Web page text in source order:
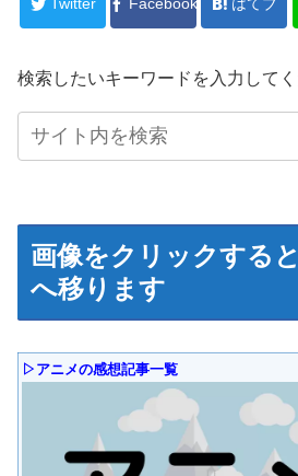
Twitter Facebook はてブ
検索したいキーワードを入力して
画像をクリックする
へ移ります
▷アニメの感想記事一覧